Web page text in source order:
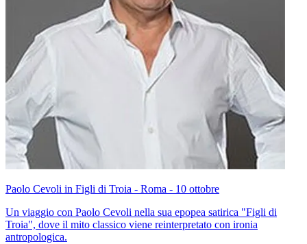
Paolo Cevoli in Figli di Troia - Roma - 10 ottobre
Un viaggio con Paolo Cevoli nella sua epopea satirica "Figli di
Troia", dove il mito classico viene reinterpretato con ironia
antropologica.